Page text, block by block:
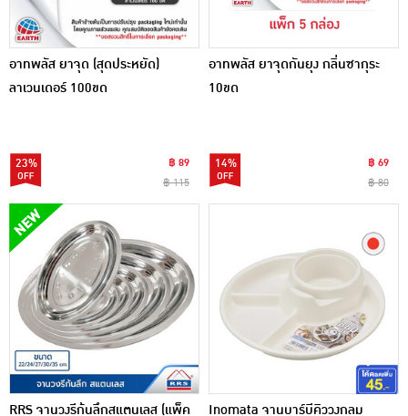
อาทพลัส ยาจุด (สุดประหยัด)
ลาเวนเดอร์ 100ขด
23%
฿ 89
฿ 115
อาทพลัส ยาจุดกันยุง กลิ่นซากุระ
10ขด
14%
฿ 69
฿ 80
RRS จานวงรีก้นลึกสแตนเลส (แพ็ค
Inomata จานบาร์บีคิววงกลม